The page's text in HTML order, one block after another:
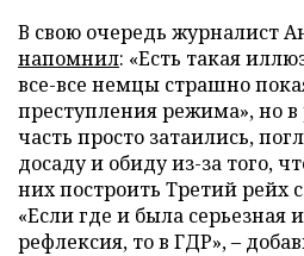
В свою очередь журналист
напомнил: «Есть такая
все-все немцы страшно
преступления режима», но
часть просто затаились,
досаду и обиду из-за того,
них построить Третий рейх
«Если где и была серьезная
рефлексия, то в ГДР», –